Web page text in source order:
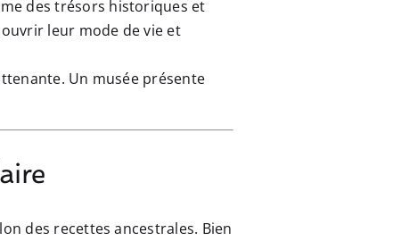
des trésors historiques et
leur mode de vie et
Un musée présente
des recettes ancestrales. Bien